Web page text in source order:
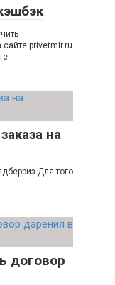
сайте privetmir.ru
на
Для того
договор